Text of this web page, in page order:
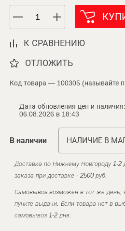
К СРАВНЕНИЮ
ОТЛОЖИТЬ
Код товара — 100305 (называйте
Дата обновления цен и наличия:
06.08.2026 в 18:43
В наличии НАЛИЧИЕ В
Доставка по Нижнему Новгороду 1-
заказа при доставке - 2500 руб.
Самовывоз возможен в тот же день,
пункте выдачи. Если товара нет в
самовывоз 1-2 дня.